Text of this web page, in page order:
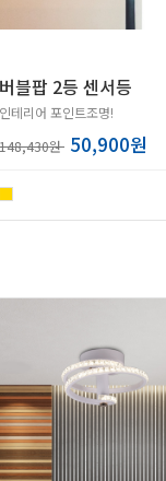
버블팝 2등 센서등
인테리어 포인트조명!
148,430원 50,900원